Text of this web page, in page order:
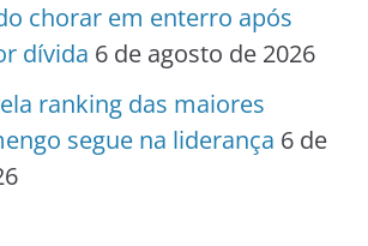
chorar em enterro após
dívida 6 de agosto de 2026
ranking das maiores
segue na liderança 6 de